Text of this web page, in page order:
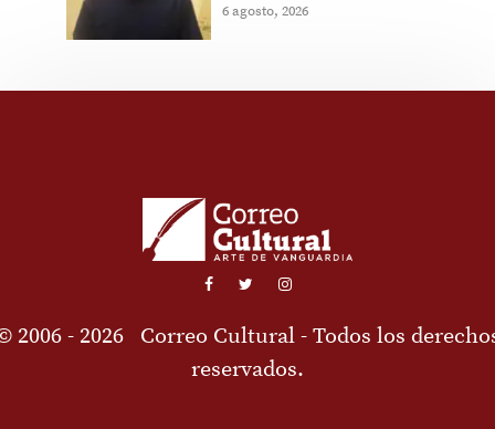
6 agosto, 2026
2006 - 2026 Correo Cultural - Todos los
reservados.